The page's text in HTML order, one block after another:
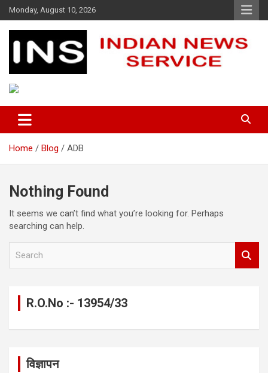
Skip
to
content
Monday, August 10, 2026
Indian News Service
Home Blog ADB
Nothing Found
It seems we can’t find what you’re looking for. Perhaps
searching can help.
R.O.No :- 13954/33
विज्ञापन